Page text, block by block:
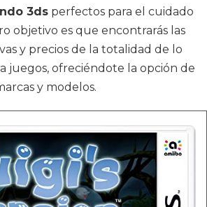
3ds perfectos para el cuidado
objetivo es que encontrarás las
y precios de la totalidad de lo
juegos, ofreciéndote la opción de
y modelos.